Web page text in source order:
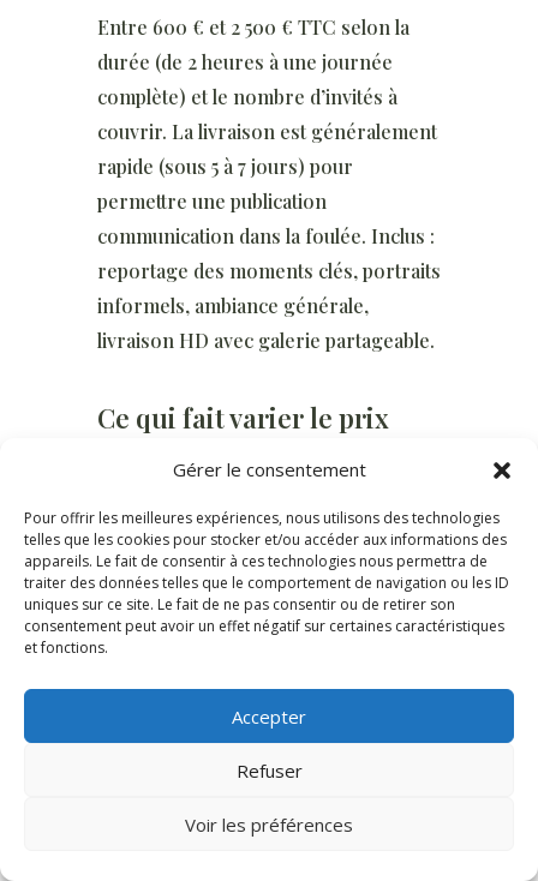
Gérer le consentement
Pour offrir les meilleures expériences, nous utilisons des technologies
telles que les cookies pour stocker et/ou accéder aux informations des
appareils. Le fait de consentir à ces technologies nous permettra de
traiter des données telles que le comportement de navigation ou les ID
uniques sur ce site. Le fait de ne pas consentir ou de retirer son
consentement peut avoir un effet négatif sur certaines caractéristiques
et fonctions.
Accepter
Refuser
Voir les préférences
Entre 600 € et 2 500 € TTC selon la
durée (de 2 heures à une journée
complète) et le nombre d’invités à
couvrir. La livraison est généralement
rapide (sous 5 à 7 jours) pour
permettre une publication
communication dans la foulée. Inclus :
reportage des moments clés, portraits
informels, ambiance générale,
livraison HD avec galerie partageable.
Ce qui fait varier le prix
Quatre facteurs principaux : le
photographiées, la durée de la séance,
le nombre de photos retouchées
livrées et les droits d’usage. Ce
dernier point est crucial : une photo
ne coûte pas le même prix qu’une
photo cédée pour une campagne
d’affichage national. Demandez
toujours un devis détaillé qui précise la